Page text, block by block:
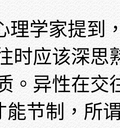
理学家提到
时应该深思
。异性在交
能节制，所